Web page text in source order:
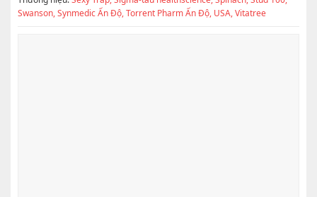
Swanson,Synmedic Ấn Độ,Torrent Pharm Ấn Độ, USA,Vitatree